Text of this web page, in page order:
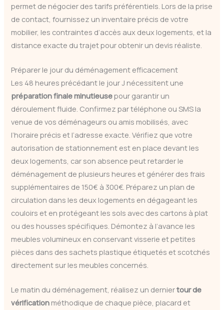
permet de négocier des tarifs préférentiels. Lors de la prise
de contact, fournissez un inventaire précis de votre
mobilier, les contraintes d’accès aux deux logements, et la
distance exacte du trajet pour obtenir un devis réaliste.
Préparer le jour du déménagement efficacement
Les 48 heures précédant le jour J nécessitent une
préparation finale minutieusepour garantir un
déroulement fluide. Confirmez par téléphone ou SMS la
venue de vos déménageurs ou amis mobilisés, avec
l’horaire précis et l’adresse exacte. Vérifiez que votre
autorisation de stationnement est en place devant les
deux logements, car son absence peut retarder le
déménagement de plusieurs heures et générer des frais
supplémentaires de 150€ à 300€. Préparez un plan de
circulation dans les deux logements en dégageant les
couloirs et en protégeant les sols avec des cartons à plat
ou des housses spécifiques. Démontez à l’avance les
meubles volumineux en conservant visserie et petites
pièces dans des sachets plastique étiquetés et scotchés
directement sur les meubles concernés.
Le matin du déménagement, réalisez un derniertour de
vérification méthodique de chaque pièce, placard et